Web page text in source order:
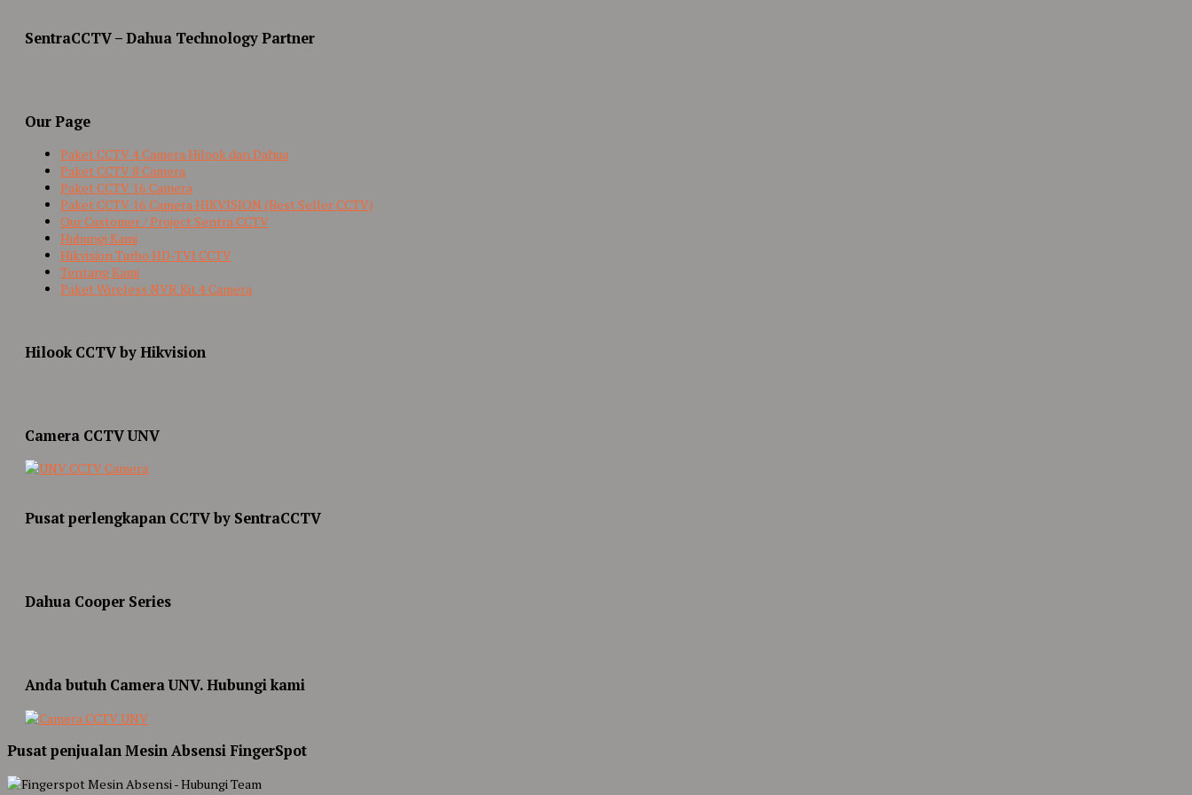
SentraCCTV – Dahua Technology Partner
Our Page
Paket CCTV 4 Camera Hilook dan Dahua
Paket CCTV 8 Camera
Paket CCTV 16 Camera
Paket CCTV 16 Camera HIKVISION (Best Seller CCTV)
Our Customer / Project Sentra CCTV
Hubungi Kami
Hikvision Turbo HD-TVI CCTV
Tentang Kami
Paket Wireless NVR Kit 4 Camera
Hilook CCTV by Hikvision
Camera CCTV UNV
Pusat perlengkapan CCTV by SentraCCTV
Dahua Cooper Series
Anda butuh Camera UNV. Hubungi kami
Pusat penjualan Mesin Absensi FingerSpot